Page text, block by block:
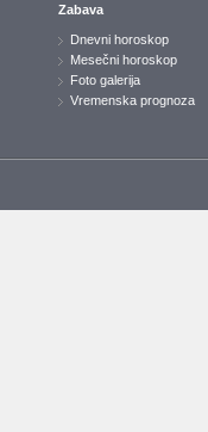
Zabava
Dnevni horoskop
Mesečni horoskop
Foto galerija
Vremenska prognoza